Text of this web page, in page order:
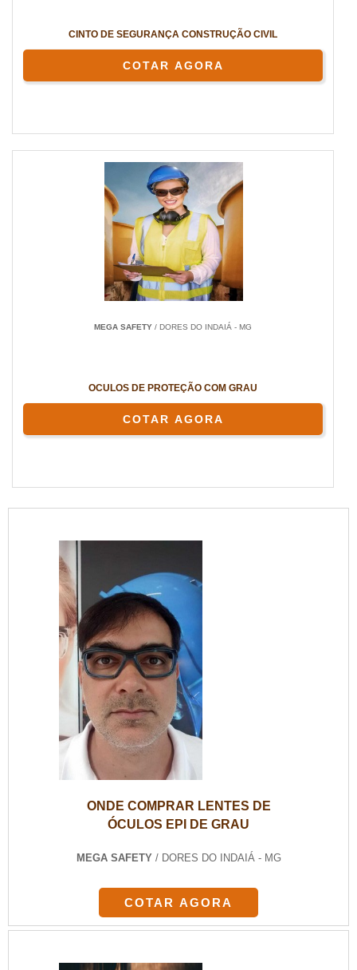
CINTO DE SEGURANÇA CONSTRUÇÃO CIVIL
COTAR AGORA
MEGA SAFETY / DORES DO INDAIÁ - MG
OCULOS DE PROTEÇÃO COM GRAU
COTAR AGORA
ONDE COMPRAR LENTES DE
ÓCULOS EPI DE GRAU
MEGA SAFETY / DORES DO INDAIÁ - MG
COTAR AGORA